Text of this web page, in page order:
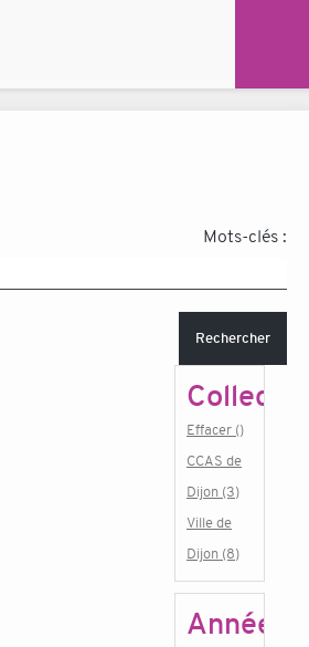
Mots-clés :
Rechercher
Effacer ()
CCAS de
Dijon (3)
Ville de
Dijon (8)
Année